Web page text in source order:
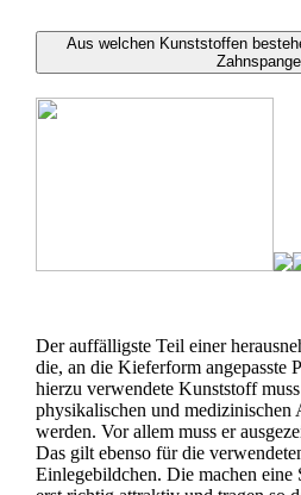
Aus welchen Kunststoffen
Der auffälligste Teil einer
die, an die Kieferform angepasste
hierzu verwendete Kunststoff
physikalischen und medizinischen
werden. Vor allem muss er
Das gilt ebenso für die
Einlegebildchen. Die machen eine